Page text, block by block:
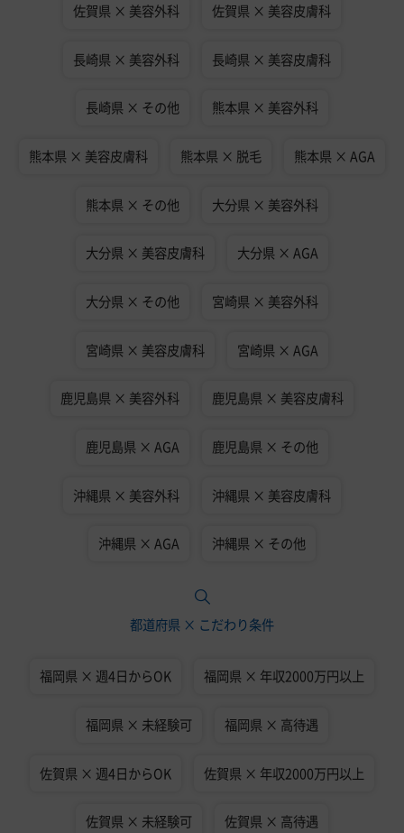
佐賀県 × 美容外科 佐賀県 × 美容皮膚科
長崎県 × 美容外科 長崎県 × 美容皮膚科
長崎県 × その他 熊本県 × 美容外科
熊本県 × 美容皮膚科 熊本県 × 脱毛 熊本県 × AGA
熊本県 × その他 大分県 × 美容外科
大分県 × 美容皮膚科 大分県 × AGA
大分県 × その他 宮崎県 × 美容外科
宮崎県 × 美容皮膚科 宮崎県 × AGA
鹿児島県 × 美容外科 鹿児島県 × 美容皮膚科
鹿児島県 × AGA 鹿児島県 × その他
沖縄県 × 美容外科 沖縄県 × 美容皮膚科
沖縄県 × AGA 沖縄県 × その他
都道府県 × こだわり条件
福岡県 × 週4日からOK 福岡県 × 年収2000万円以上
福岡県 × 未経験可 福岡県 × 高待遇
佐賀県 × 週4日からOK 佐賀県 × 年収2000万円以上
佐賀県 × 未経験可 佐賀県 × 高待遇